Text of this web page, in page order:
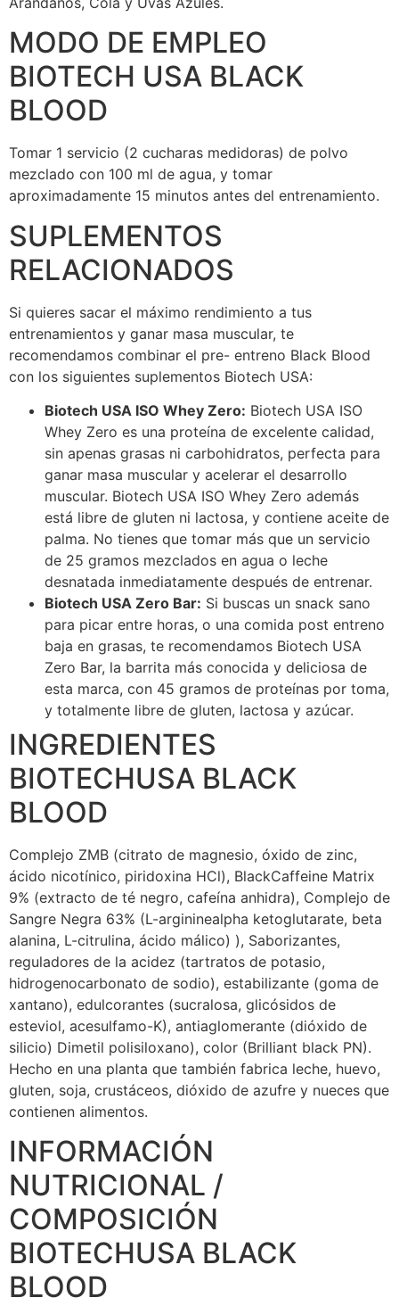
MODO DE EMPLEO
BIOTECH USA BLACK
BLOOD
Tomar 1 servicio (2 cucharas medidoras) de polvo
mezclado con 100 ml de agua, y tomar
aproximadamente 15 minutos antes del entrenamiento.
SUPLEMENTOS
RELACIONADOS
Si quieres sacar el máximo rendimiento a tus
entrenamientos y ganar masa muscular, te
recomendamos combinar el pre- entreno Black Blood
con los siguientes suplementos Biotech USA:
Biotech USA ISO Whey Zero: Biotech USA ISO
Whey Zero es una proteína de excelente calidad,
sin apenas grasas ni carbohidratos, perfecta para
ganar masa muscular y acelerar el desarrollo
muscular. Biotech USA ISO Whey Zero además
está libre de gluten ni lactosa, y contiene aceite de
palma. No tienes que tomar más que un servicio
de 25 gramos mezclados en agua o leche
desnatada inmediatamente después de entrenar.
Biotech USA Zero Bar: Si buscas un snack sano
para picar entre horas, o una comida post entreno
baja en grasas, te recomendamos Biotech USA
Zero Bar, la barrita más conocida y deliciosa de
esta marca, con 45 gramos de proteínas por toma,
y totalmente libre de gluten, lactosa y azúcar.
INGREDIENTES
BIOTECHUSA BLACK
BLOOD
Complejo ZMB (citrato de magnesio, óxido de zinc,
ácido nicotínico, piridoxina HCl), BlackCaffeine Matrix
9% (extracto de té negro, cafeína anhidra), Complejo de
Sangre Negra 63% (L-argininealpha ketoglutarate, beta
alanina, L-citrulina, ácido málico) ), Saborizantes,
reguladores de la acidez (tartratos de potasio,
hidrogenocarbonato de sodio), estabilizante (goma de
xantano), edulcorantes (sucralosa, glicósidos de
esteviol, acesulfamo-K), antiaglomerante (dióxido de
silicio) Dimetil polisiloxano), color (Brilliant black PN).
Hecho en una planta que también fabrica leche, huevo,
gluten, soja, crustáceos, dióxido de azufre y nueces que
contienen alimentos.
INFORMACIÓN
NUTRICIONAL /
COMPOSICIÓN
BIOTECHUSA BLACK
BLOOD